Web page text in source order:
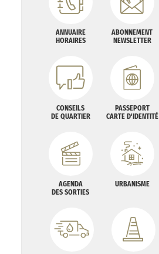
ANNUAIRE
HORAIRES
ABONNEMENT
NEWSLETTER
CONSEILS
DE QUARTIER
PASSEPORT
CARTE D'IDENTITÉ
AGENDA
DES SORTIES
URBANISME